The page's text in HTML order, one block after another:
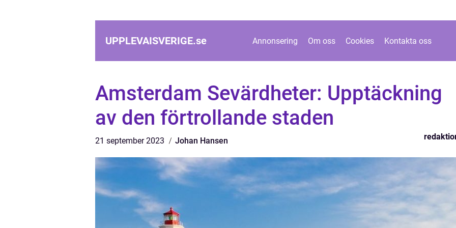
UPPLEVAISVERIGE.se Annonsering Om oss Cookies Kontakta oss
Amsterdam Sevärdheter: Upptäckning
av den förtrollande staden
21 september 2023 Johan Hansen